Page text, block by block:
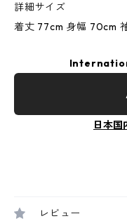
詳細サイズ
着丈 77cm 身幅 70cm
日本国
レビュー